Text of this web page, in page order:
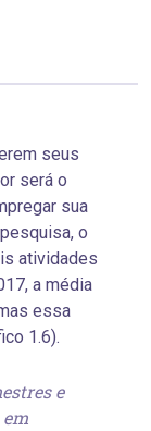
seus
será o
sua
o
atividades
a média
essa
1.6).
e